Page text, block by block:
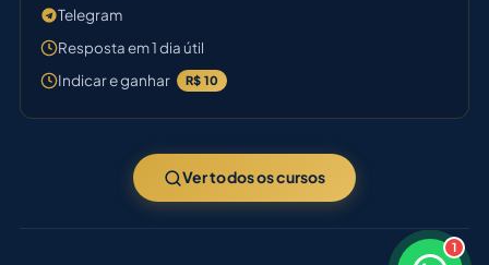
1
Telegram
Resposta em 1 dia útil
Indicar e ganhar
R$ 10
Ver todos os cursos